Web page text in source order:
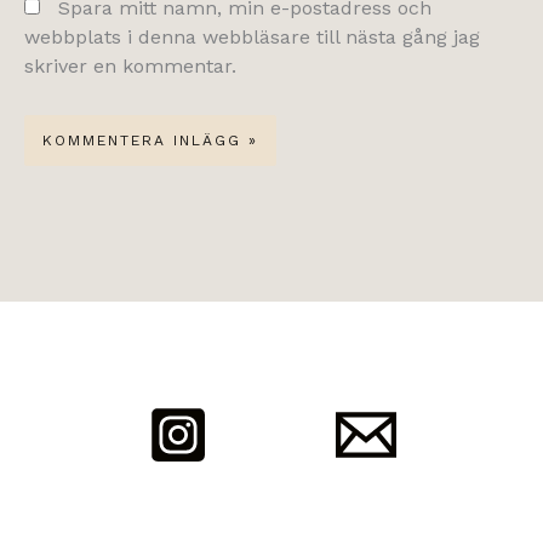
Spara mitt namn, min e-postadress och
webbplats i denna webbläsare till nästa gång jag
skriver en kommentar.